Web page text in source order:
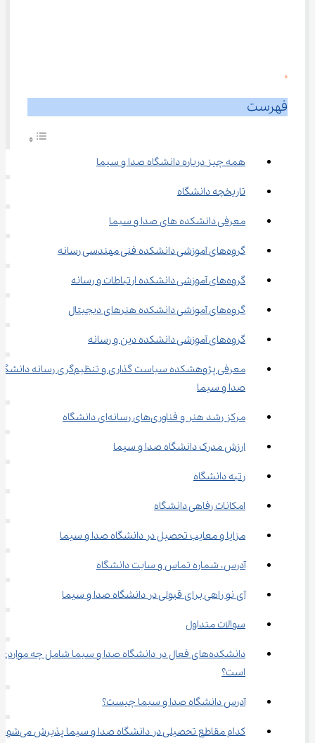
0
فهرست
همه چیز درباره دانشگاه صدا و سیما
تاریخچه دانشگاه
معرفی دانشکده های صدا و سیما
گروه‌های آموزشی دانشکده فنی مهندسی رسانه
گروه‌های آموزشی دانشکده ارتباطات و رسانه
گروه‌‌های آموزشی دانشکده هنرهای دیجیتال
گروه‌های آموزشی دانشکده دین و رسانه
معرفی پژوهشکده سیاست گذاری و تنظیم‌گری رسانه
صدا و سیما
مرکز رشد هنر و فناوری‌های رسانه‌ای دانشگاه
ارزش مدرک دانشگاه صدا و سیما
رتبه دانشگاه
امکانات رفاهی دانشگاه
مزایا و معایب تحصیل در دانشگاه صدا و سیما
آدرس، شماره تماس و سایت دانشگاه
آی نو راهی برای قبولی در دانشگاه صدا و سیما
سوالات متداول
دانشکده‌های فعال در دانشگاه صدا و سیما شامل چه
است؟
آدرس دانشگاه صدا و سیما چیست؟
کدام مقاطع تحصیلی در دانشگاه صدا و سیما پذیرش می‌شود؟